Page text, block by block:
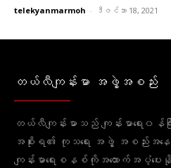
telekyanmarmoh - ဒီဇင်ဘာ 18, 2021
တယ်လီကျန်းမာ အဖွဲ့အစည်း
တယ်လီကျန်းမာသည် ကျန်းမာရေး၀န်က
အစိုးရ၏ ကုသရေး အဖွဲ့ အစည်းအ
ကျန်းမာရေးစနစ်ကိုအထောက်အပံ့ပေ